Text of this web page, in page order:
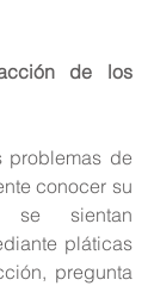
de los
problemas de
conocer su
sientan
pláticas
pregunta